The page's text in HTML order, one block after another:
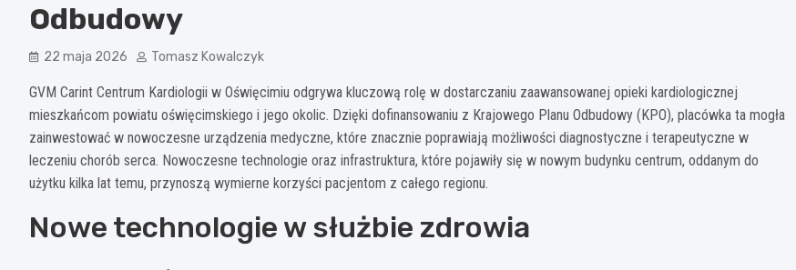
Odbudowy
22 maja 2026 Tomasz Kowalczyk
GVM Carint Centrum Kardiologii w Oświęcimiu odgrywa kluczową rolę w dostarczaniu zaawansowanej opieki kardiologicznej
mieszkańcom powiatu oświęcimskiego i jego okolic. Dzięki dofinansowaniu z Krajowego Planu Odbudowy (KPO), placówka ta mogła
zainwestować w nowoczesne urządzenia medyczne, które znacznie poprawiają możliwości diagnostyczne i terapeutyczne w
leczeniu chorób serca. Nowoczesne technologie oraz infrastruktura, które pojawiły się w nowym budynku centrum, oddanym do
użytku kilka lat temu, przynoszą wymierne korzyści pacjentom z całego regionu.
Nowe technologie w służbie zdrowia